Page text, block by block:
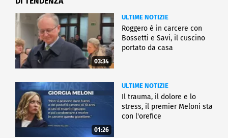
03:34
ULTIME NOTIZIE
Roggero è in carcere con
Bossetti e Savi, il cuscino
portato da casa
01:26
ULTIME NOTIZIE
Il trauma, il dolore e lo
stress, il premier Meloni sta
con l'orefice